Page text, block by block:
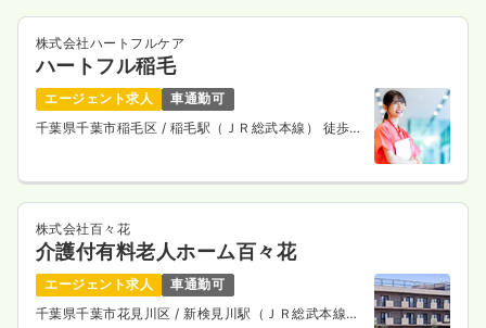
株式会社ハートフルケア
ハートフル稲毛
エージェント求人
車通勤可
千葉県千葉市稲毛区 / 稲毛駅（ＪＲ総武本線） 徒歩8
株式会社百々花
介護付有料老人ホーム百々花
エージェント求人
車通勤可
千葉県千葉市花見川区 / 新検見川駅（ＪＲ総武本線）